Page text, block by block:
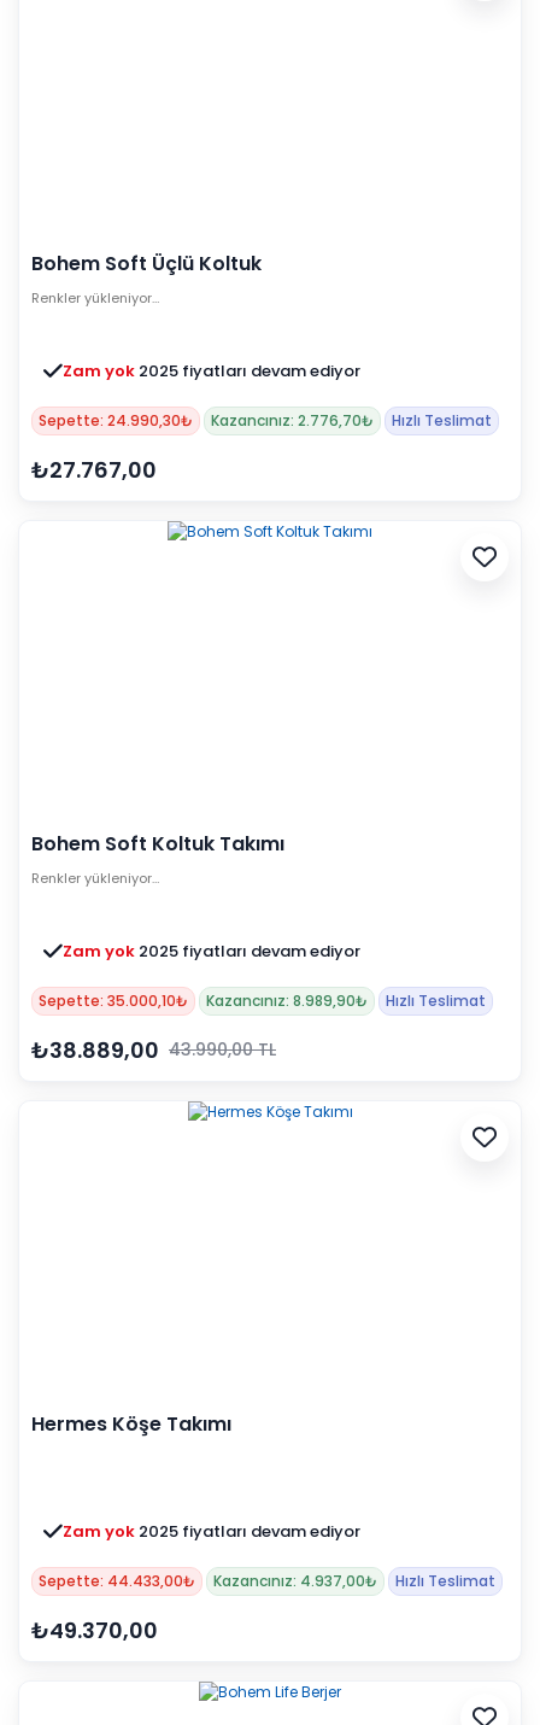
Bohem Soft Üçlü Koltuk
Renkler yükleniyor…
Zam yok 2025 fiyatları devam ediyor
Sepette: 24.990,30₺ Kazancınız: 2.776,70₺ Hızlı Teslimat
₺27.767,00
Bohem Soft Koltuk Takımı
Renkler yükleniyor…
Zam yok 2025 fiyatları devam ediyor
Sepette: 35.000,10₺ Kazancınız: 8.989,90₺ Hızlı Teslimat
₺38.889,00 43.990,00 TL
Hermes Köşe Takımı
Zam yok 2025 fiyatları devam ediyor
Sepette: 44.433,00₺ Kazancınız: 4.937,00₺ Hızlı Teslimat
₺49.370,00